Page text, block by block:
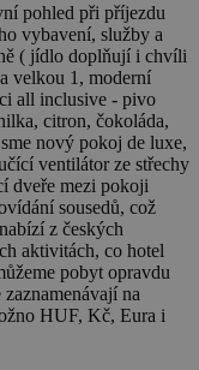
pohled při příjezdu
vybavení, služby a
( jídlo doplňují i chvíli
velkou 1, moderní
all inclusive - pivo
citron, čokoláda,
nový pokoj de luxe,
ventilátor ze střechy
dveře mezi pokoji
sousedů, což
z českých
aktivitách, co hotel
pobyt opravdu
na
HUF, Kč, Eura i